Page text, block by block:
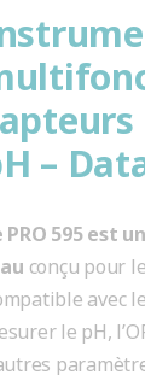
–
PRO 595 est
conçu pour
avec
le pH,